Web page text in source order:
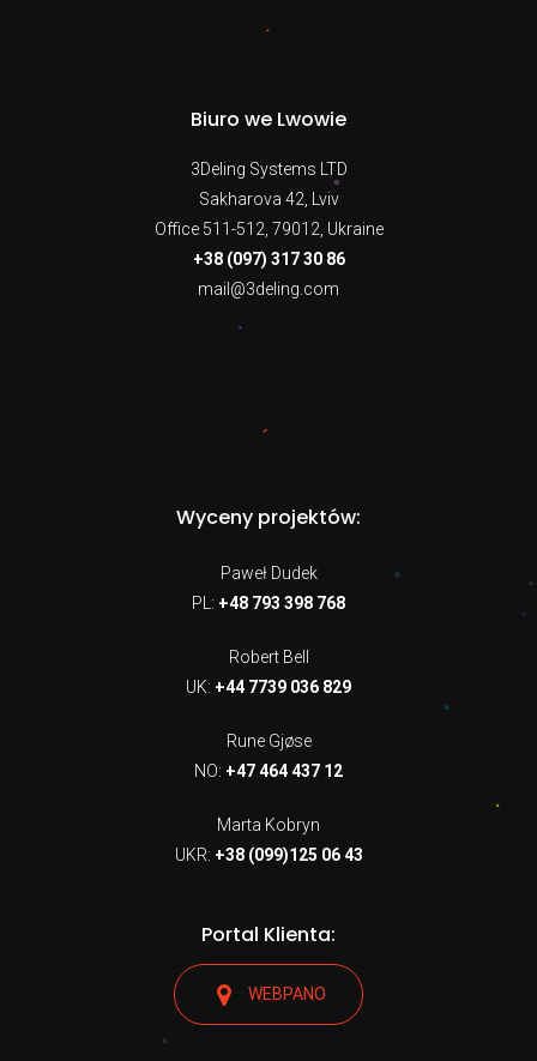
Biuro we Lwowie
3Deling Systems LTD
Sakharova 42, Lviv
Office 511-512, 79012, Ukraine
+38 (097) 317 30 86
mail@3deling.com
Wyceny projektów:
Paweł Dudek
PL: +48 793 398 768
Robert Bell
UK: +44 7739 036 829
Rune Gjøse
NO: +47 464 437 12
Marta Kobryn
UKR: +38 (099)125 06 43
Portal Klienta:
WEBPANO